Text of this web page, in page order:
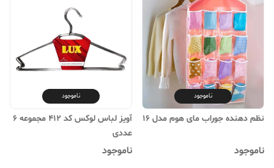
ناموجود
نظم دهنده جوراب مای هوم مدل 16
ناموجود
ناموجود
آویز لباس لوکس کد 412 مجموعه 6
عددی
ناموجود